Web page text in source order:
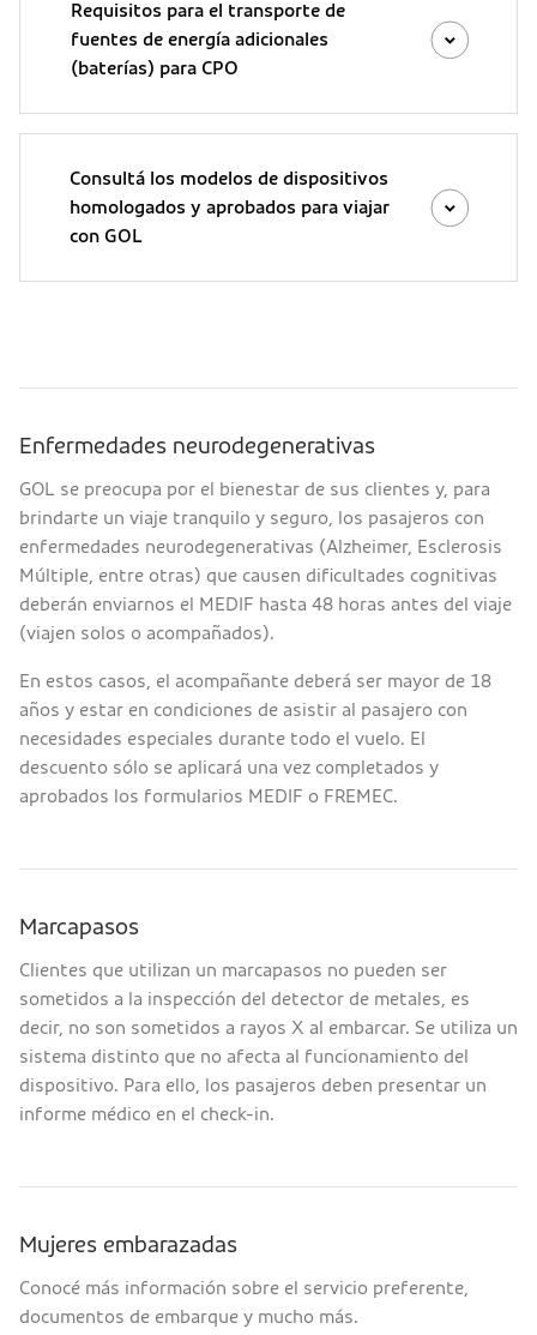
Requisitos para el transporte de
fuentes de energía adicionales
(baterías) para CPO
Consultá los modelos de dispositivos
homologados y aprobados para viajar
con GOL
Enfermedades neurodegenerativas
GOL se preocupa por el bienestar de sus clientes y, para
brindarte un viaje tranquilo y seguro, los pasajeros con
enfermedades neurodegenerativas (Alzheimer, Esclerosis
Múltiple, entre otras) que causen dificultades cognitivas
deberán enviarnos el MEDIF hasta 48 horas antes del viaje
(viajen solos o acompañados).
En estos casos, el acompañante deberá ser mayor de 18
años y estar en condiciones de asistir al pasajero con
necesidades especiales durante todo el vuelo. El
descuento sólo se aplicará una vez completados y
aprobados los formularios MEDIF o FREMEC.
Marcapasos
Clientes que utilizan un marcapasos no pueden ser
sometidos a la inspección del detector de metales, es
decir, no son sometidos a rayos X al embarcar. Se utiliza un
sistema distinto que no afecta al funcionamiento del
dispositivo. Para ello, los pasajeros deben presentar un
informe médico en el check-in.
Mujeres embarazadas
Conocé más información sobre el servicio preferente,
documentos de embarque y mucho más.